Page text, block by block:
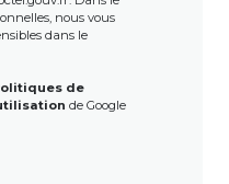
nous vous
dans le
de
de Google